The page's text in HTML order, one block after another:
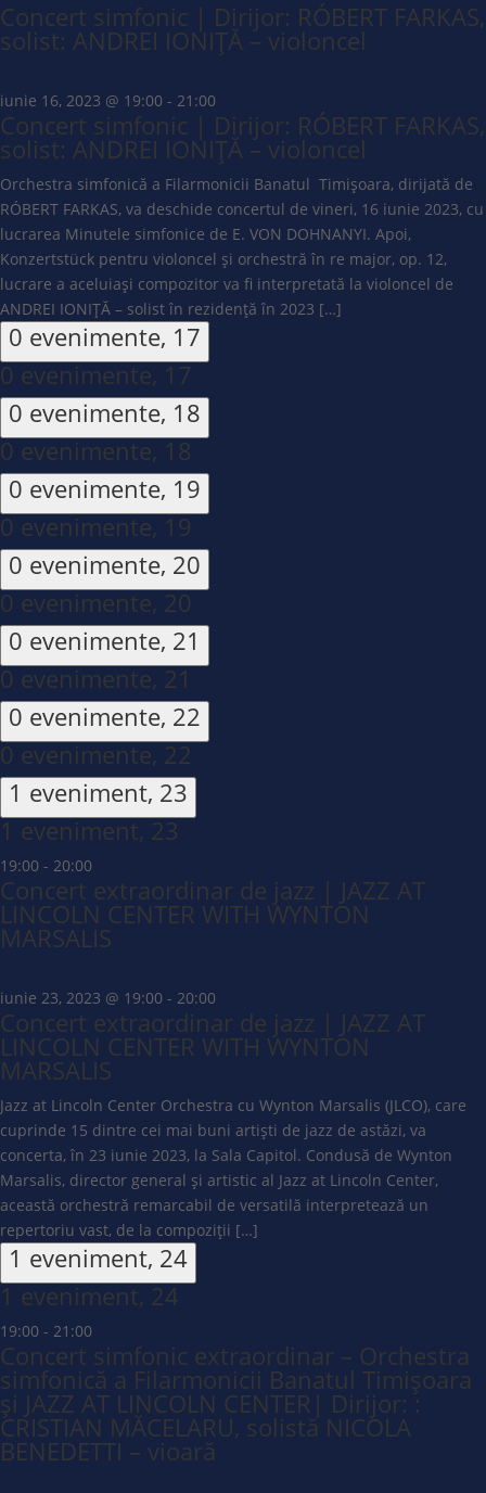
Concert simfonic | Dirijor: RÓBERT FARKAS,
solist: ANDREI IONIȚĂ – violoncel
iunie 16, 2023 @ 19:00 - 21:00
Concert simfonic | Dirijor: RÓBERT FARKAS,
solist: ANDREI IONIȚĂ – violoncel
Orchestra simfonică a Filarmonicii Banatul Timișoara, dirijată de
RÓBERT FARKAS, va deschide concertul de vineri, 16 iunie 2023, cu
lucrarea Minutele simfonice de E. VON DOHNANYI. Apoi,
Konzertstück pentru violoncel și orchestră în re major, op. 12,
lucrare a aceluiași compozitor va fi interpretată la violoncel de
ANDREI IONIȚĂ – solist în rezidență în 2023 […]
0 evenimente, 17
0 evenimente, 17
0 evenimente, 18
0 evenimente, 18
0 evenimente, 19
0 evenimente, 19
0 evenimente, 20
0 evenimente, 20
0 evenimente, 21
0 evenimente, 21
0 evenimente, 22
0 evenimente, 22
1 eveniment, 23
1 eveniment, 23
19:00 - 20:00
Concert extraordinar de jazz | JAZZ AT
LINCOLN CENTER WITH WYNTON
MARSALIS
iunie 23, 2023 @ 19:00 - 20:00
Concert extraordinar de jazz | JAZZ AT
LINCOLN CENTER WITH WYNTON
MARSALIS
Jazz at Lincoln Center Orchestra cu Wynton Marsalis (JLCO), care
cuprinde 15 dintre cei mai buni artiști de jazz de astăzi, va
concerta, în 23 iunie 2023, la Sala Capitol. Condusă de Wynton
Marsalis, director general și artistic al Jazz at Lincoln Center,
această orchestră remarcabil de versatilă interpretează un
repertoriu vast, de la compoziții […]
1 eveniment, 24
1 eveniment, 24
19:00 - 21:00
Concert simfonic extraordinar – Orchestra
simfonică a Filarmonicii Banatul Timișoara
și JAZZ AT LINCOLN CENTER| Dirijor: :
CRISTIAN MĂCELARU, solistă NICOLA
BENEDETTI – vioară